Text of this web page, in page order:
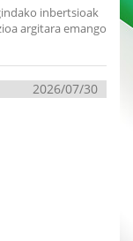
inbertsioak
argitara emango
2026/07/30